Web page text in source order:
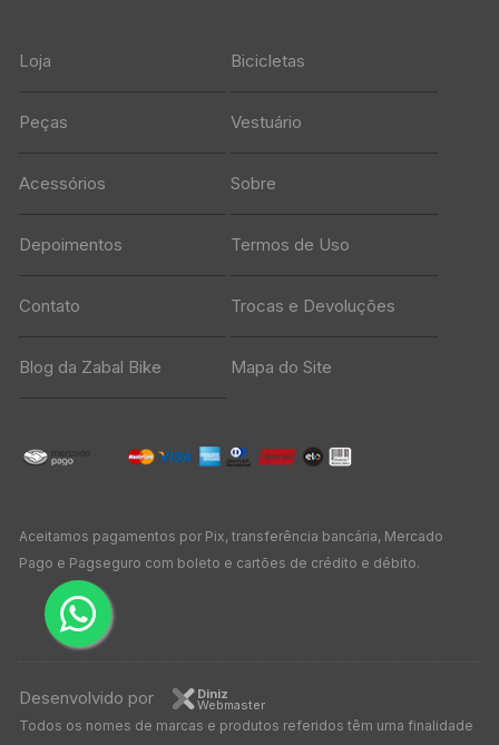
Loja Bicicletas
Peças Vestuário
Acessórios Sobre
Depoimentos Termos de Uso
Contato Trocas e Devoluções
Blog da Zabal Bike Mapa do Site
Aceitamos pagamentos por Pix, transferência bancária, Mercado
Pago e Pagseguro com boleto e cartões de crédito e débito.
Desenvolvido por Diniz
Webmaster
Todos os nomes de marcas e produtos referidos têm uma finalidade